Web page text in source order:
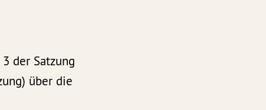
der Satzung
über die